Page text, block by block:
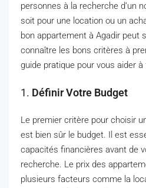
personnes à la recherche d’un
soit pour une location ou un
bon appartement à Agadir peut
connaître les bons critères à
guide pratique pour vous aider
1. Définir Votre Budget
Le premier critère pour choisir
est bien sûr le budget. Il est
capacités financières avant de
recherche. Le prix des
plusieurs facteurs comme la